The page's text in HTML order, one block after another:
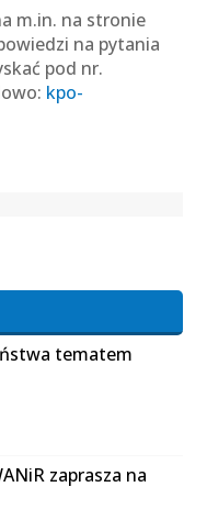
m.in. na stronie
na pytania
pod nr.
kpo-
tematem
zaprasza na